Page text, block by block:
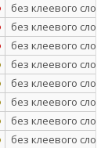
без клеевого слоя
без клеевого слоя
без клеевого слоя
без клеевого слоя
без клеевого слоя
без клеевого слоя
без клеевого слоя
без клеевого слоя